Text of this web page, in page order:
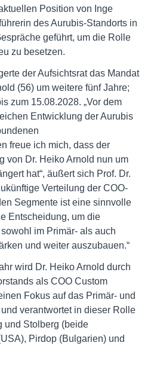
Position von Inge
des Aurubis-Standorts in
geführt, um die Rolle
zu besetzen.
der Aufsichtsrat das Mandat
(56) um weitere fünf Jahre;
zum 15.08.2028. „Vor dem
Entwicklung der Aurubis
freue ich mich, dass der
von Dr. Heiko Arnold nun um
hat“, äußert sich Prof. Dr.
Verteilung der COO-
Segmente ist eine sinnvolle
Entscheidung, um die
im Primär- als auch
und weiter auszubauen.“
wird Dr. Heiko Arnold durch
als COO Custom
Fokus auf das Primär- und
verantwortet in dieser Rolle
und Stolberg (beide
Pirdop (Bulgarien) und